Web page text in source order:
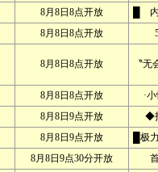
8月8日8点开放
█
8月8日8点开放
8月8日8点开放 〝
8月8日8点开放
·
8月8日9点开放
◆
8月8日9点开放
█极
8月8日9点30分开放